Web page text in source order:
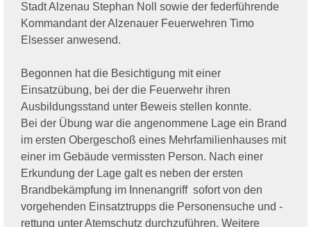
Stadt Alzenau Stephan Noll sowie der federführende
Kommandant der Alzenauer Feuerwehren Timo
Elsesser anwesend.
Begonnen hat die Besichtigung mit einer
Einsatzübung, bei der die Feuerwehr ihren
Ausbildungsstand unter Beweis stellen konnte.
Bei der Übung war die angenommene Lage ein Brand
im ersten Obergeschoß eines Mehrfamilienhauses mit
einer im Gebäude vermissten Person. Nach einer
Erkundung der Lage galt es neben der ersten
Brandbekämpfung im Innenangriff sofort von den
vorgehenden Einsatztrupps die Personensuche und -
rettung unter Atemschutz durchzuführen. Weitere